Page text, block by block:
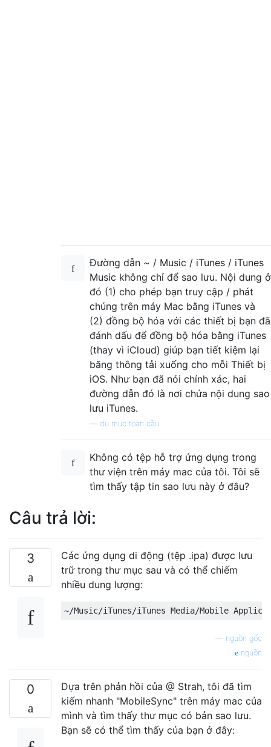
Đường dẫn ~ / Music / iTunes / iTunes
Music không chỉ để sao lưu. Nội dung ở
đó (1) cho phép bạn truy cập / phát
chúng trên máy Mac bằng iTunes và
(2) đồng bộ hóa với các thiết bị bạn đã
đánh dấu để đồng bộ hóa bằng iTunes
(thay vì iCloud) giúp bạn tiết kiệm lại
băng thông tải xuống cho mỗi Thiết bị
iOS. Như bạn đã nói chính xác, hai
đường dẫn đó là nơi chứa nội dung sao
lưu iTunes.
du mục toàn cầu
Không có tệp hỗ trợ ứng dụng trong
thư viện trên máy mac của tôi. Tôi sẽ
tìm thấy tập tin sao lưu này ở đâu?
Câu trả lời:
3
Các ứng dụng di động (tệp .ipa) được lưu
trữ trong thư mục sau và có thể chiếm
nhiều dung lượng:
nguồn gốc
nguồn
0
Dựa trên phản hồi của @ Strah, tôi đã tìm
kiếm nhanh "MobileSync" trên máy mac của
mình và tìm thấy thư mục có bản sao lưu.
Bạn sẽ có thể tìm thấy của bạn ở đây: